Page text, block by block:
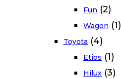
Fun (2)
Wagon (1)
Toyota (4)
Etios (1)
Hilux (3)